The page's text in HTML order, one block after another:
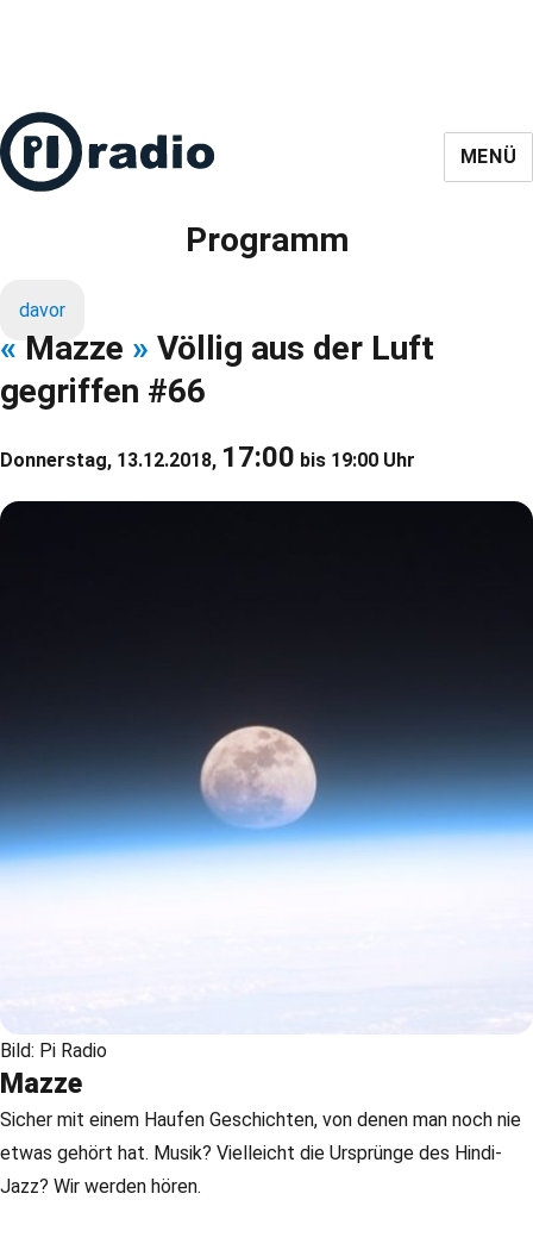
MENÜ
Programm
davor
« Mazze » Völlig aus der Luft
gegriffen #66
Donnerstag, 13.12.2018, 17:00 bis 19:00 Uhr
Bild: Pi Radio
Mazze
Sicher mit einem Haufen Geschichten, von denen man noch nie
etwas gehört hat. Musik? Vielleicht die Ursprünge des Hindi-
Jazz? Wir werden hören.